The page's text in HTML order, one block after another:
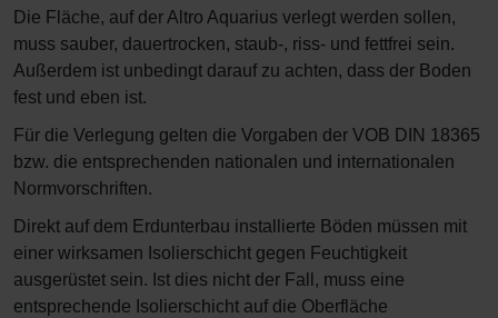
Die Fläche, auf der Altro Aquarius verlegt werden sollen,
muss sauber, dauertrocken, staub-, riss- und fettfrei sein.
Außerdem ist unbedingt darauf zu achten, dass der Boden
fest und eben ist.
Für die Verlegung gelten die Vorgaben der VOB DIN 18365
bzw. die entsprechenden nationalen und internationalen
Normvorschriften.
Direkt auf dem Erdunterbau installierte Böden müssen mit
einer wirksamen Isolierschicht gegen Feuchtigkeit
ausgerüstet sein. Ist dies nicht der Fall, muss eine
entsprechende Isolierschicht auf die Oberfläche